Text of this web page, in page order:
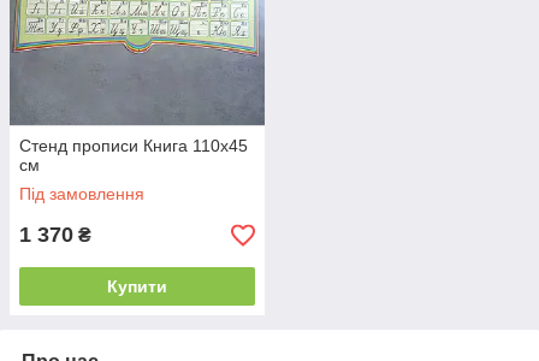
Стенд прописи Книга 110х45
см
Під замовлення
1 370 ₴
Купити